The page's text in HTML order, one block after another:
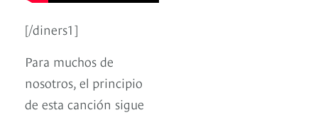
[/diners1]
Para muchos de
nosotros, el principio
de esta canción sigue